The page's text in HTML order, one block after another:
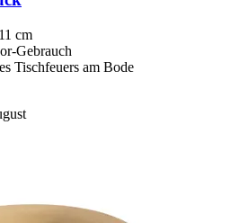
cm
Gebrauch
Tischfeuers am Bode